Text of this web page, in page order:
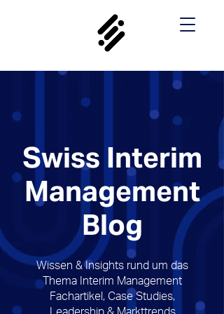
Swiss Interim
Management
Blog
Wissen & Insights rund um das
Thema Interim Management
Fachartikel, Case Studies,
Leadership & Markttrends